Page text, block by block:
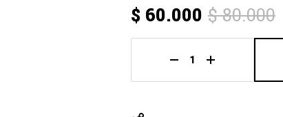
$80.000
ORIGINAL
PRICE
WAS:
$ 80.000.
$60.000
CURRENT
PRICE
$ 60.000.
Gorra W Fuego quantity